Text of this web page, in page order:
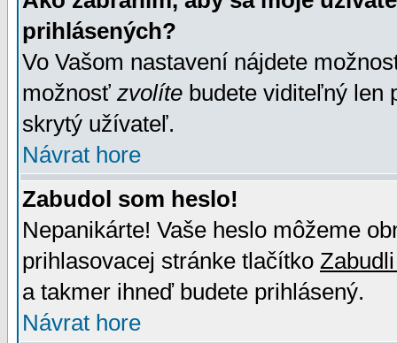
prihlásených?
Vo Vašom nastavení nájdete
možnosť zvolíte budete viditeľný len
skrytý užívateľ.
Návrat hore
Zabudol som heslo!
Nepanikárte! Vaše heslo môžeme
prihlasovacej stránke tlačítko
a takmer ihneď budete prihlásený.
Návrat hore